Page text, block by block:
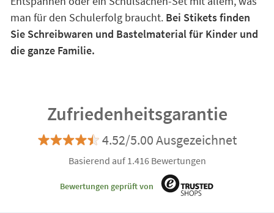
man für den Schulerfolg braucht. Bei Stikets finden
Sie Schreibwaren und Bastelmaterial für Kinder und
die ganze Familie.
Zufriedenheitsgarantie
4.52/5.00 Ausgezeichnet
Basierend auf 1.416 Bewertungen
Bewertungen geprüft von